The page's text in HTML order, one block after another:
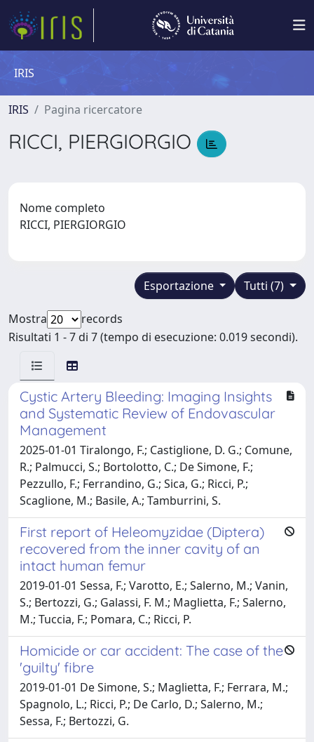
IRIS
IRIS Pagina ricercatore
RICCI, PIERGIORGIO
Nome completo
RICCI, PIERGIORGIO
Tutti (7)
Esportazione
Mostra
records
Risultati 1 - 7 di 7 (tempo di esecuzione: 0.019 secondi).
Cystic Artery Bleeding: Imaging Insights
and Systematic Review of Endovascular
Management
2025-01-01 Tiralongo, F.; Castiglione, D. G.; Comune,
R.; Palmucci, S.; Bortolotto, C.; De Simone, F.;
Pezzullo, F.; Ferrandino, G.; Sica, G.; Ricci, P.;
Scaglione, M.; Basile, A.; Tamburrini, S.
First report of Heleomyzidae (Diptera)
recovered from the inner cavity of an
intact human femur
2019-01-01 Sessa, F.; Varotto, E.; Salerno, M.; Vanin,
S.; Bertozzi, G.; Galassi, F. M.; Maglietta, F.; Salerno,
M.; Tuccia, F.; Pomara, C.; Ricci, P.
Homicide or car accident: The case of the
'guilty' fibre
2019-01-01 De Simone, S.; Maglietta, F.; Ferrara, M.;
Spagnolo, L.; Ricci, P.; De Carlo, D.; Salerno, M.;
Sessa, F.; Bertozzi, G.